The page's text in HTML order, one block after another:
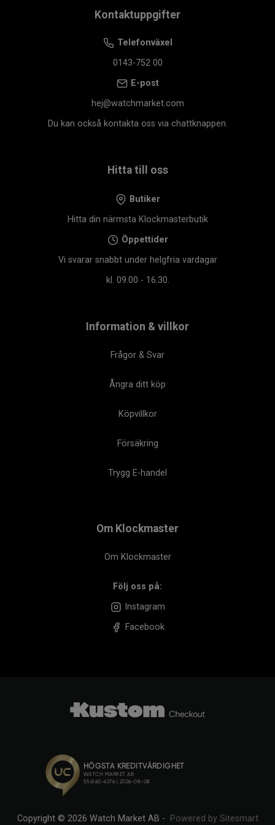
Kontaktuppgifter
Telefonväxel
0143-752 00
E-post
hej@watchmarket.com
Du kan också kontakta oss via chattknappen.
Hitta till oss
Butiker
Hitta din närmsta Klockmasterbutik
Öppettider
Vi svarar snabbt under helgfria vardagar
kl. 09.00 - 16.30.
Information & villkor
Frågor & Svar
Ångra ditt köp
Köpvillkor
Försäkring
Trygg E-handel
Om Klockmaster
Om Klockmaster
Följ oss på:
Instagram
Facebook
Copyright © 2026 Watch Market AB - Powered by Sitesmart